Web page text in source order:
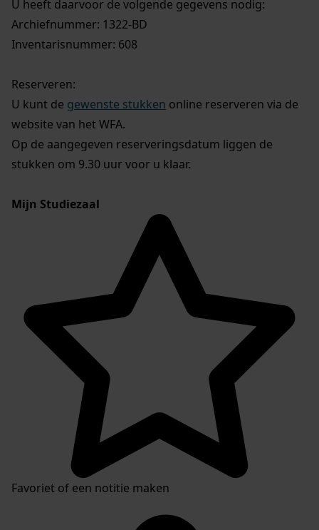
U heeft daarvoor de volgende gegevens nodig:
Archiefnummer: 1322-BD
Inventarisnummer: 608
Reserveren:
U kunt de gewenste stukken online reserveren via de
website van het WFA.
Op de aangegeven reserveringsdatum liggen de
stukken om 9.30 uur voor u klaar.
Mijn Studiezaal
Favoriet of een notitie maken